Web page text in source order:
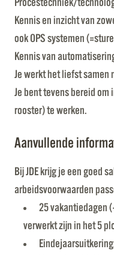
Procestechniek/
Kennis en inzicht van
ook OPS systemen
Kennis van
Je werkt het liefst samen
Je bent tevens bereid om
rooster) te werken.
Aanvullende
Bij JDE krijg je een goed
arbeidsvoorwaarden
25 vakantiedagen
verwerkt zijn in het 5